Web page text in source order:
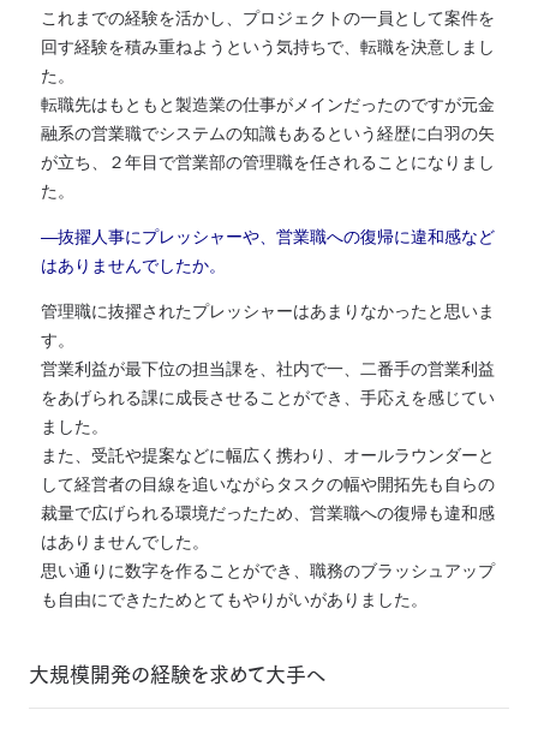
これまでの経験を活かし、プロジェクトの一員として案件を
回す経験を積み重ねようという気持ちで、転職を決意しまし
た。
転職先はもともと製造業の仕事がメインだったのですが元金
融系の営業職でシステムの知識もあるという経歴に白羽の矢
が立ち、２年目で営業部の管理職を任されることになりまし
た。
―抜擢人事にプレッシャーや、営業職への復帰に違和感など
はありませんでしたか。
管理職に抜擢されたプレッシャーはあまりなかったと思いま
す。
営業利益が最下位の担当課を、社内で一、二番手の営業利益
をあげられる課に成長させることができ、手応えを感じてい
ました。
また、受託や提案などに幅広く携わり、オールラウンダーと
して経営者の目線を追いながらタスクの幅や開拓先も自らの
裁量で広げられる環境だったため、営業職への復帰も違和感
はありませんでした。
思い通りに数字を作ることができ、職務のブラッシュアップ
も自由にできたためとてもやりがいがありました。
大規模開発の経験を求めて大手へ